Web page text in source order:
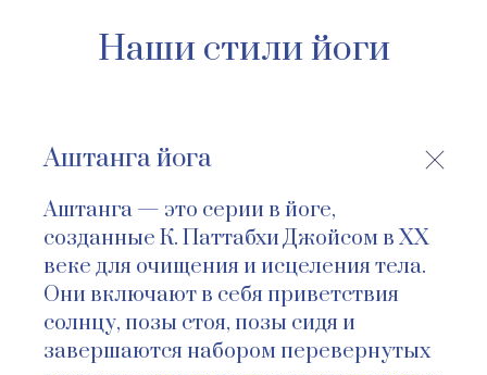
Наши стили йоги
Аштанга йога
Аштанга — это серии в йоге,
созданные К. Паттабхи Джойсом в ХХ
веке для очищения и исцеления тела.
Они включают в себя приветствия
солнцу, позы стоя, позы сидя и
завершаются набором перевернутых